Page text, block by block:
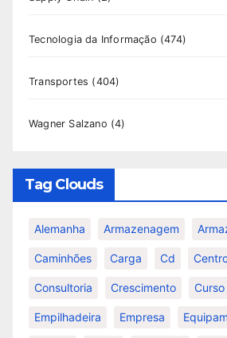
Tecnologia da Informação (474)
Transportes (404)
Wagner Salzano (4)
Tag Clouds
Alemanha Armazenagem
Caminhões Carga Cd
Consultoria Crescimento Curso
Empilhadeira Empresa